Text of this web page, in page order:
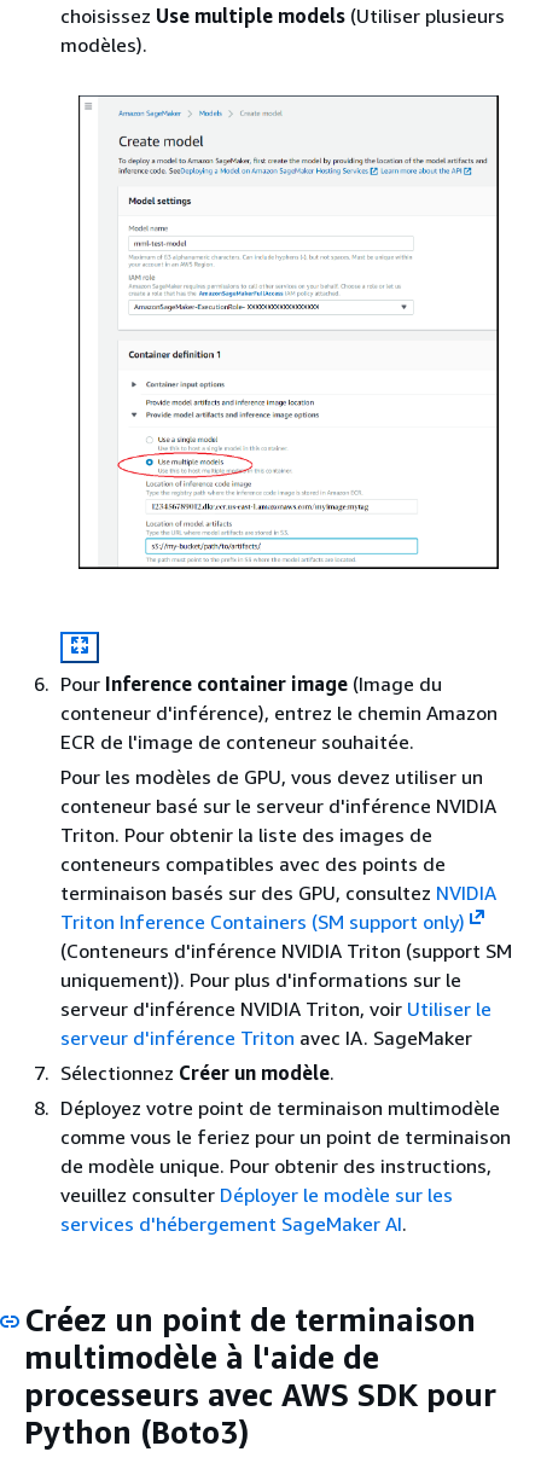
choisissez Use multiple models (Utiliser plusieurs
modèles).
Pour Inference container image (Image du
conteneur d'inférence), entrez le chemin Amazon
ECR de l'image de conteneur souhaitée.
Pour les modèles de GPU, vous devez utiliser un
conteneur basé sur le serveur d'inférence NVIDIA
Triton. Pour obtenir la liste des images de
conteneurs compatibles avec des points de
terminaison basés sur des GPU, consultez NVIDIA
Triton Inference Containers (SM support only)
(Conteneurs d'inférence NVIDIA Triton (support SM
uniquement)). Pour plus d'informations sur le
serveur d'inférence NVIDIA Triton, voir Utiliser le
serveur d'inférence Triton avec IA. SageMaker
Sélectionnez Créer un modèle.
Déployez votre point de terminaison multimodèle
comme vous le feriez pour un point de terminaison
de modèle unique. Pour obtenir des instructions,
veuillez consulter Déployer le modèle sur les
services d'hébergement SageMaker AI.
Créez un point de terminaison
multimodèle à l'aide de
processeurs avec AWS SDK pour
Python (Boto3)